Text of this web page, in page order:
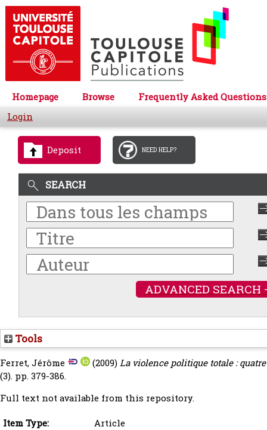
Homepage Browse
Frequently Asked Questions
Login
Deposit NEED HELP?
SEARCH
ADVANCED SEARCH
Tools
Ferret, Jérôme (2009)La violence politique totale :
(3). pp. 379-386.
Full text not available from this repository.
Item Type:
Article